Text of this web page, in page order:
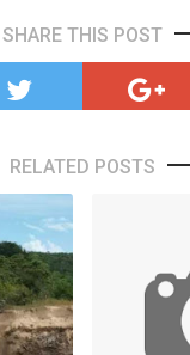
SHARE THIS POST
RELATED POSTS